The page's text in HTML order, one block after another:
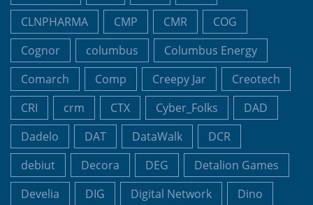
CLNPHARMA
CMP CMR
COG
Cognor
columbus
Columbus Energy
Comarch
Comp Creepy Jar
Creotech
CRI
crm CTX Cyber_Folks
DAD
Dadelo
DAT DataWalk
DCR
debiut
Decora DEG
Detalion Games
Develia
DIG Digital Network
Dino